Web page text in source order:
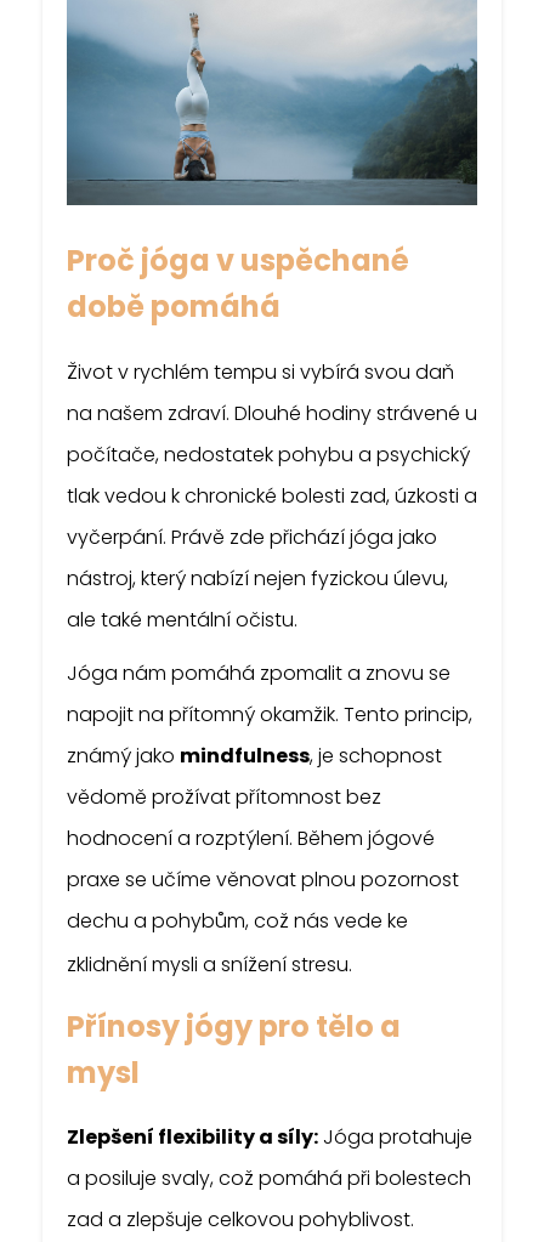
Proč jóga v uspěchané
době pomáhá
Život v rychlém tempu si vybírá svou daň
na našem zdraví. Dlouhé hodiny strávené u
počítače, nedostatek pohybu a psychický
tlak vedou k chronické bolesti zad, úzkosti a
vyčerpání. Právě zde přichází jóga jako
nástroj, který nabízí nejen fyzickou úlevu,
ale také mentální očistu.
Jóga nám pomáhá zpomalit a znovu se
napojit na přítomný okamžik. Tento princip,
známý jako mindfulness, je schopnost
vědomě prožívat přítomnost bez
hodnocení a rozptýlení. Během jógové
praxe se učíme věnovat plnou pozornost
dechu a pohybům, což nás vede ke
zklidnění mysli a snížení stresu.
Přínosy jógy pro tělo a
mysl
Zlepšení flexibility a síly: Jóga protahuje
a posiluje svaly, což pomáhá při bolestech
zad a zlepšuje celkovou pohyblivost.